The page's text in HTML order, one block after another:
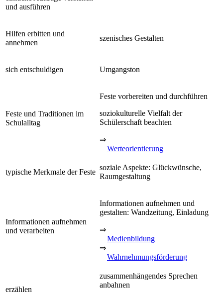
und ausführen
Hilfen erbitten und
annehmen
szenisches Gestalten
sich entschuldigen Umgangston
Feste und Traditionen im
Schulalltag
Feste vorbereiten und durchführen
soziokulturelle Vielfalt der
Schülerschaft beachten
⇒
Werteorientierung
typische Merkmale der Feste
soziale Aspekte: Glückwünsche,
Raumgestaltung
Informationen aufnehmen
und verarbeiten
Informationen aufnehmen und
gestalten: Wandzeitung, Einladung
⇒
Medienbildung
⇒
Wahrnehmungsförderung
erzählen
zusammenhängendes Sprechen
anbahnen